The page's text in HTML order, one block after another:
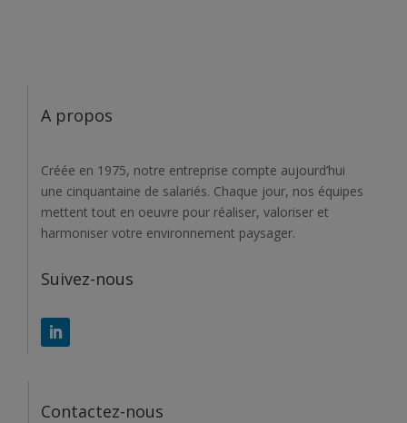
A propos
Créée en 1975, notre entreprise compte aujourd’hui
une cinquantaine de salariés. Chaque jour, nos équipes
mettent tout en oeuvre pour réaliser, valoriser et
harmoniser votre environnement paysager.
Suivez-nous
Contactez-nous